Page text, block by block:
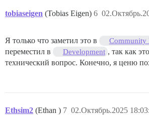
tobiaseigen (Tobias Eigen) 6
Я только что заметил это в Community
переместил в
Development , так как
технический вопрос. Конечно, я ценю
Ethsim2 (Ethan ) 02.Октябрь.2025
7